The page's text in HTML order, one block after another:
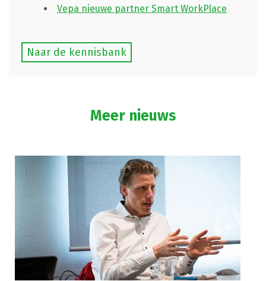
Vepa nieuwe partner Smart WorkPlace
Naar de kennisbank
Meer nieuws